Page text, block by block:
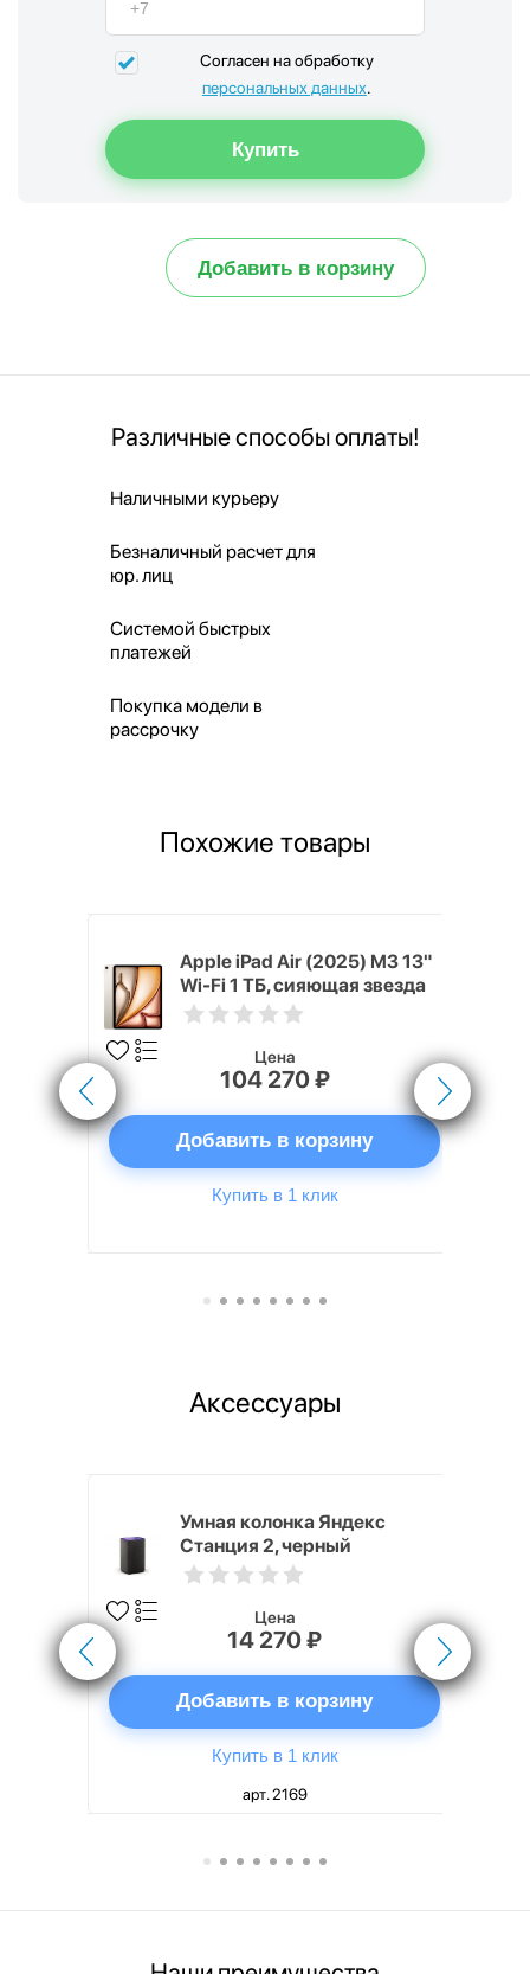
Согласен на обработку
персональных данных.
Добавить в корзину
Различные способы оплаты!
Наличными курьеру
Безналичный расчет для
юр. лиц
Системой быстрых
платежей
Покупка модели в
рассрочку
Похожие товары
Apple iPad Air (2025) M3 13"
Wi-Fi 1 ТБ, сияющая звезда
Цена
104 270 ₽
Добавить в корзину
Купить в 1 клик
Аксессуары
Умная колонка Яндекс
Станция 2, черный
Цена
14 270 ₽
Добавить в корзину
Купить в 1 клик
арт. 2169